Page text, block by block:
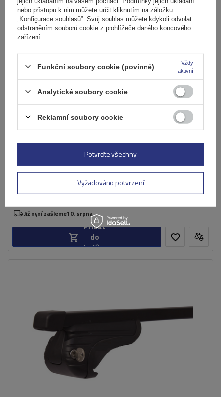
integrovanými lyžinami
s DPH
Již nyní zašleme10. srpna
Přidat
do
košíku
nebo přístupu k nim můžete určit kliknutím na záložku
„Konfigurace souhlasů”. Svůj souhlas můžete kdykoli odvolat
odstraněním souborů cookie z prohlížeče daného koncového
zařízení.
Funkční soubory cookie (povinné)
Vždy
aktivní
Analytické soubory cookie
Reklamní soubory cookie
Vyžadováno potvrzení
Potvrďte všechny